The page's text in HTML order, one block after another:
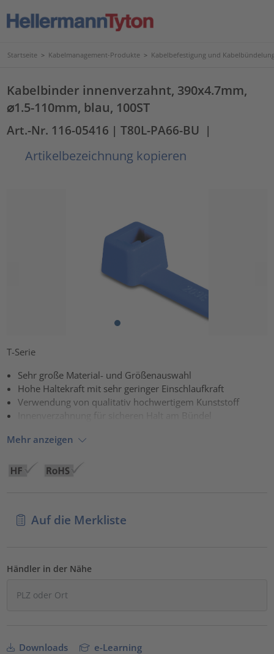
Startseite > Kabelmanagement-Produkte > Kabelbefestigung und
Kabelbinder innenverzahnt, 390x4.7mm,
⌀1.5-110mm, blau, 100ST
Art.-Nr. 116-05416 | T80L-PA66-BU |
Artikelbezeichnung kopieren
T-Serie
Sehr große Material- und Größenauswahl
Hohe Haltekraft mit sehr geringer Einschlaufkraft
Verwendung von qualitativ hochwertigem Kunststoff
Innenverzahnung für sicheren Halt am Bündel
Mehr anzeigen
Auf die Merkliste
Händler in der Nähe
Downloads e-Learning